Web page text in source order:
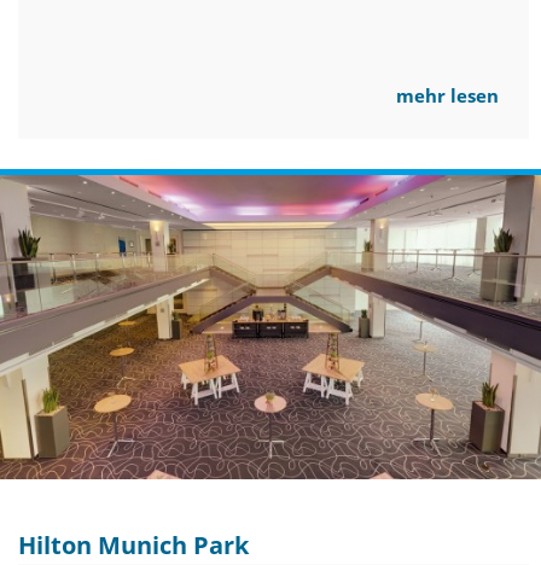
mehr lesen
Hilton Munich Park